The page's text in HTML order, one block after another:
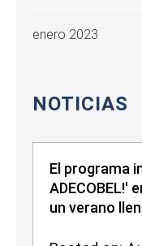
enero 2023
NOTICIAS
El programa
ADECOBEL!'
un verano